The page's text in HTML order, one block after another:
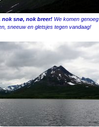
nok snø, nok breer!We komen genoeg
sneeuw en gletsjes tegen vandaag!